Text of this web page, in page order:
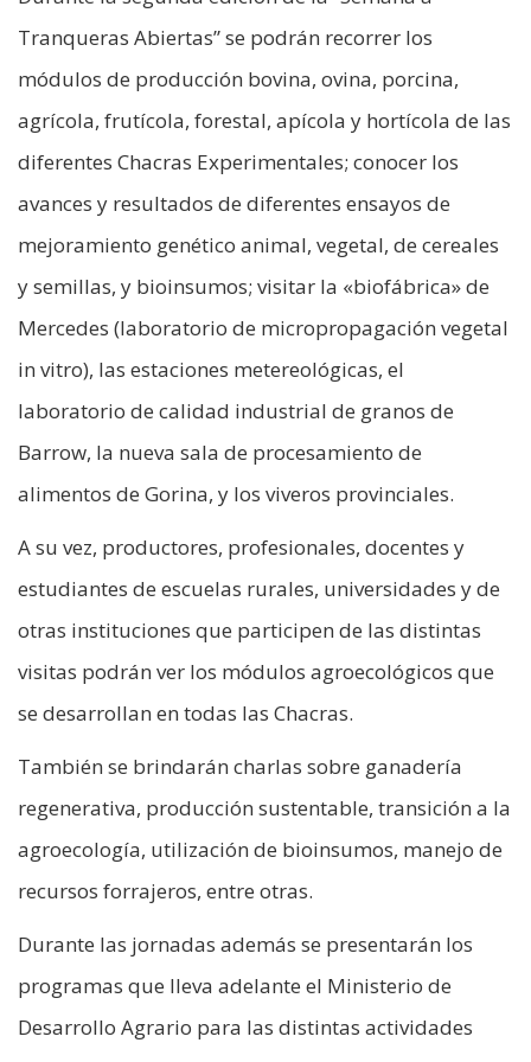
Tranqueras Abiertas” se podrán recorrer los
módulos de producción bovina, ovina, porcina,
agrícola, frutícola, forestal, apícola y hortícola de las
diferentes Chacras Experimentales; conocer los
avances y resultados de diferentes ensayos de
mejoramiento genético animal, vegetal, de cereales
y semillas, y bioinsumos; visitar la «biofábrica» de
Mercedes (laboratorio de micropropagación vegetal
in vitro), las estaciones metereológicas, el
laboratorio de calidad industrial de granos de
Barrow, la nueva sala de procesamiento de
alimentos de Gorina, y los viveros provinciales.
A su vez, productores, profesionales, docentes y
estudiantes de escuelas rurales, universidades y de
otras instituciones que participen de las distintas
visitas podrán ver los módulos agroecológicos que
se desarrollan en todas las Chacras.
También se brindarán charlas sobre ganadería
regenerativa, producción sustentable, transición a la
agroecología, utilización de bioinsumos, manejo de
recursos forrajeros, entre otras.
Durante las jornadas además se presentarán los
programas que lleva adelante el Ministerio de
Desarrollo Agrario para las distintas actividades